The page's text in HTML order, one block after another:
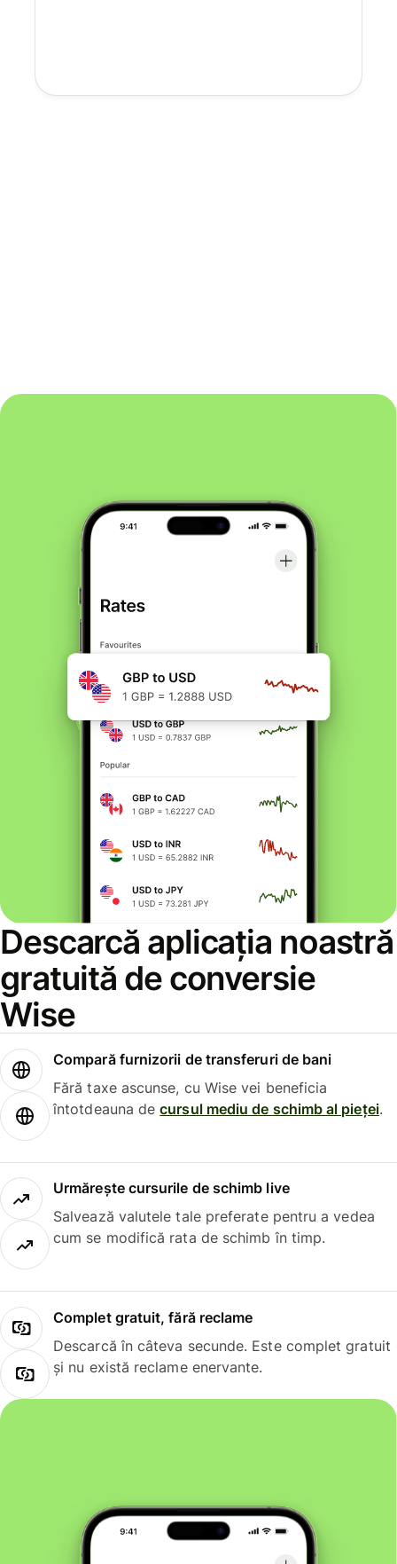
Descarcă aplicația noastră
gratuită de conversie
Wise
Compară furnizorii de transferuri de bani
Fără taxe ascunse, cu Wise vei beneficia
întotdeauna decursul mediu de schimb al pieței.
Urmărește cursurile de schimb live
Salvează valutele tale preferate pentru a vedea
cum se modifică rata de schimb în timp.
Complet gratuit, fără reclame
Descarcă în câteva secunde. Este complet gratuit
și nu există reclame enervante.